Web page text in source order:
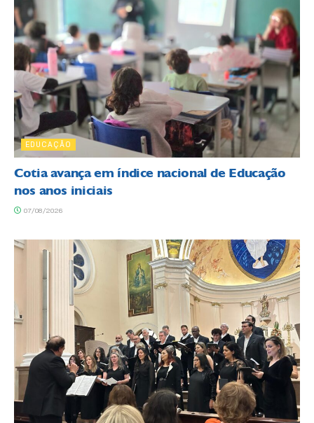
EDUCAÇÃO
Cotia avança em índice nacional de Educação
nos anos iniciais
07/08/2026